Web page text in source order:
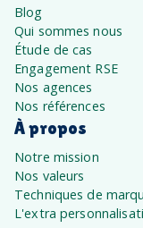
Blog
Qui sommes nous
Étude de cas
Engagement RSE
Nos agences
Nos références
À propos
Notre mission
Nos valeurs
Techniques de
L'extra